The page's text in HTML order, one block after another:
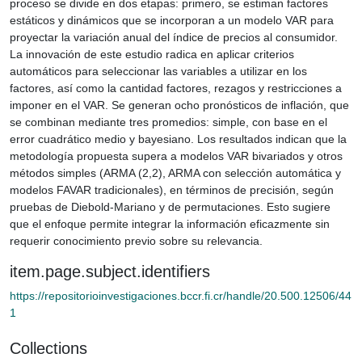
proceso se divide en dos etapas: primero, se estiman factores
estáticos y dinámicos que se incorporan a un modelo VAR para
proyectar la variación anual del índice de precios al consumidor.
La innovación de este estudio radica en aplicar criterios
automáticos para seleccionar las variables a utilizar en los
factores, así como la cantidad factores, rezagos y restricciones a
imponer en el VAR. Se generan ocho pronósticos de inflación, que
se combinan mediante tres promedios: simple, con base en el
error cuadrático medio y bayesiano. Los resultados indican que la
metodología propuesta supera a modelos VAR bivariados y otros
métodos simples (ARMA (2,2), ARMA con selección automática y
modelos FAVAR tradicionales), en términos de precisión, según
pruebas de Diebold-Mariano y de permutaciones. Esto sugiere
que el enfoque permite integrar la información eficazmente sin
requerir conocimiento previo sobre su relevancia.
item.page.subject.identifiers
https://repositorioinvestigaciones.bccr.fi.cr/handle/20.500.12506/44
1
Collections